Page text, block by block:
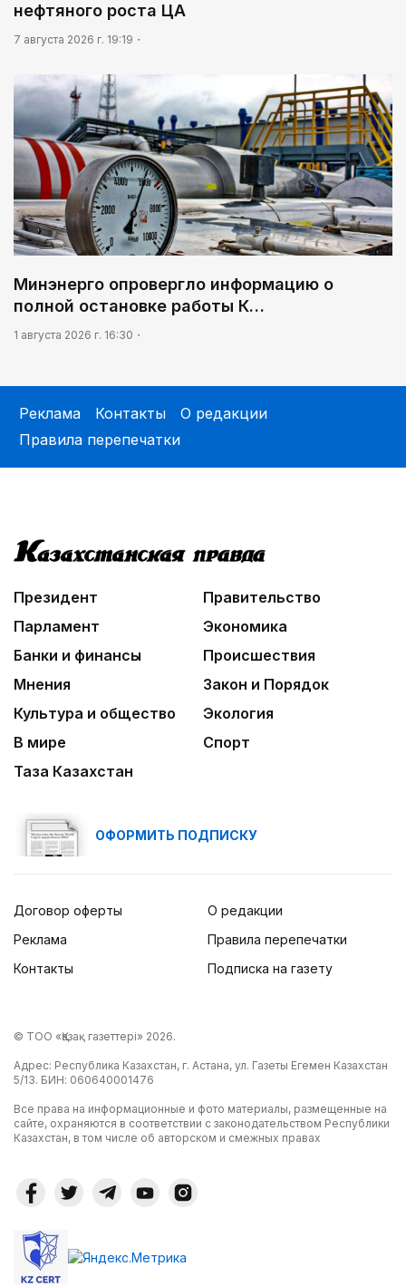
нефтяного роста ЦА
7 августа 2026 г. 19:19
Минэнерго опровергло информацию о
полной остановке работы К…
1 августа 2026 г. 16:30
Реклама Контакты
О редакции
Правила перепечатки
Президент
Правительство
Парламент
Экономика
Банки и финансы
Происшествия
Мнения
Закон и Порядок
Культура и общество
Экология
В мире
Спорт
Таза Казахстан
ОФОРМИТЬ ПОДПИСКУ
Договор оферты
Реклама
Контакты
О редакции
Правила перепечатки
Подписка на газету
© ТОО «Қазақ газеттері» 2026.
Адрес: Республика Казахстан, г. Астана, ул. Газеты Егемен Казахстан
5/13. БИН: 060640001476
Все права на информационные и фото материалы, размещенные на
сайте, охраняются в соответствии с законодательством Республики
Казахстан, в том числе об авторском и смежных правах